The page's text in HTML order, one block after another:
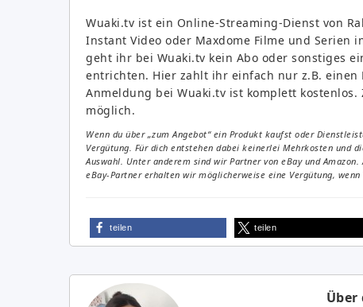
Wuaki.tv ist ein Online-Streaming-Dienst von
Instant Video oder Maxdome Filme und Serien
geht ihr bei Wuaki.tv kein Abo oder sonstiges
entrichten. Hier zahlt ihr einfach nur z.B. einen
Anmeldung bei Wuaki.tv ist komplett
möglich.
Wenn du über „zum Angebot“ ein Produkt kaufst oder
Vergütung. Für dich entstehen dabei keinerlei Mehrkosten und
Auswahl. Unter anderem sind wir Partner von eBay und
eBay-Partner erhalten wir möglicherweise eine Vergütung, wenn
teilen teilen